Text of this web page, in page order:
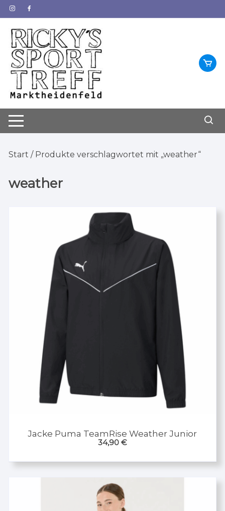
Zum
Inhalt
springen
Start / Produkte verschlagwortet mit „weather“
weather
Jacke Puma TeamRise Weather Junior
34,90 €